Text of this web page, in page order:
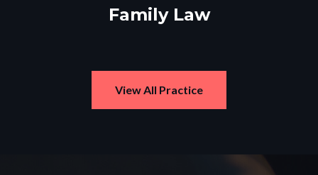
Family Law
View All Practice